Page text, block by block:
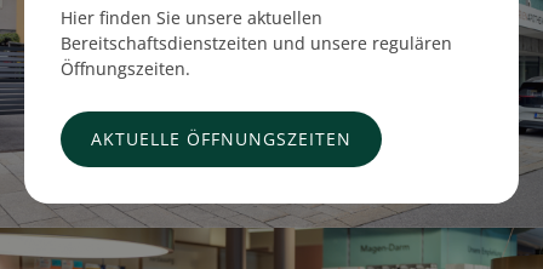
Hier finden Sie unsere aktuellen
Bereitschaftsdienstzeiten und unsere regulären
Öffnungszeiten.
AKTUELLE ÖFFNUNGSZEITEN